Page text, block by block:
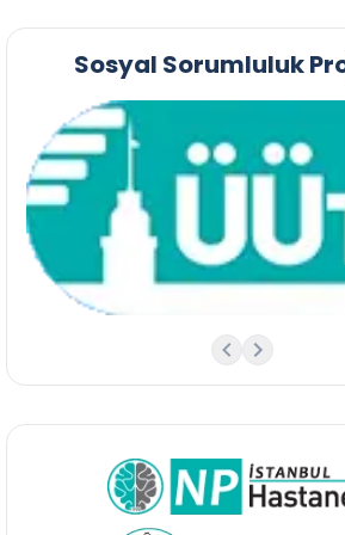
Sosyal Sorumluluk